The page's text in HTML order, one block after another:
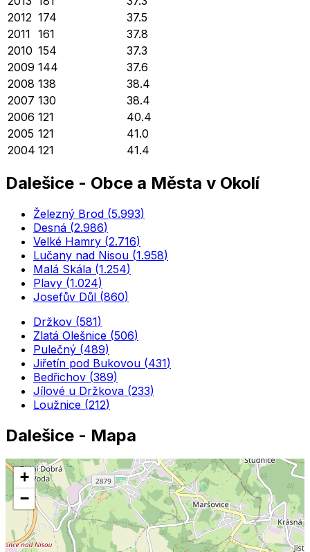
2012 174
37.5
2011 161
37.8
2010 154
37.3
2009 144
37.6
2008 138
38.4
2007 130
38.4
2006 121
40.4
2005 121
41.0
2004 121 41.4
Dalešice - Obce a Města v Okolí
Železný Brod (5.993)
Desná (2.986)
Velké Hamry (2.716)
Lučany nad Nisou (1.958)
Malá Skála (1.254)
Plavy (1.024)
Josefův Důl (860)
Držkov (581)
Zlatá Olešnice (506)
Pulečný (489)
Jiřetín pod Bukovou (431)
Bedřichov (389)
Jílové u Držkova (233)
Loužnice (212)
Dalešice - Mapa
+
−